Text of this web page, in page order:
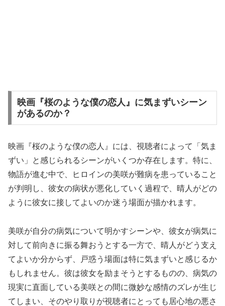
映画『桜のような僕の恋人』に気まずいシーン
があるのか？
映画『桜のような僕の恋人』には、視聴者によって「気ま
ずい」と感じられるシーンがいくつか存在します。特に、
物語が進む中で、ヒロインの美咲が難病を患っていること
が判明し、彼女の病状が悪化していく過程で、晴人がどの
ように彼女に接してよいのか迷う場面が描かれます。
美咲が自分の病気について明かすシーンや、彼女が病気に
対して前向きに振る舞おうとする一方で、晴人がどう支え
てよいか分からず、戸惑う場面は特に気まずいと感じるか
もしれません。彼は彼女を励まそうとするものの、病気の
現実に直面している美咲との間に微妙な感情のズレが生じ
てしまい、そのやり取りが視聴者にとっても居心地の悪さ